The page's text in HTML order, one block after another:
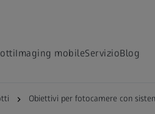
Imaging mobileServizioBlog
Obiettivi per fotocamere con